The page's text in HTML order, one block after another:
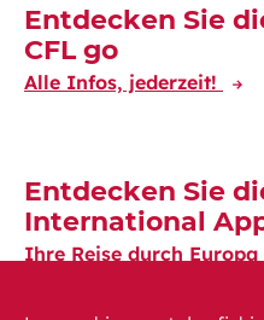
Entdecken Sie
CFL go
Alle Infos, jederzeit!
Entdecken Sie
International
Ihre Reise durch Europa